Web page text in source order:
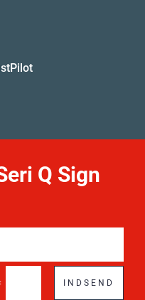
Q Sign
INDSEND